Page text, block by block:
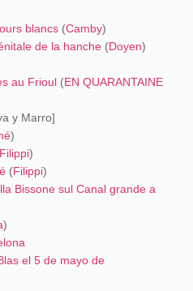
blancs (Camby)
de la hanche (Doyen)
au Frioul (EN QUARANTAINE
y Marro]
)
Filippi)
(Filippi)
Bissone sul Canal grande a
)
el 5 de mayo de